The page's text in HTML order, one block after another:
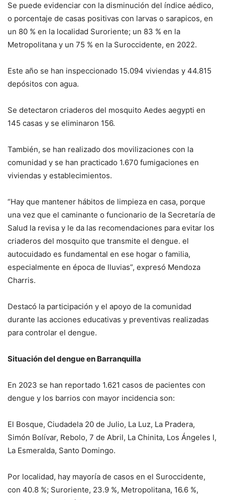
Se puede evidenciar con la disminución del índice aédico,
o porcentaje de casas positivas con larvas o sarapicos, en
un 80 % en la localidad Suroriente; un 83 % en la
Metropolitana y un 75 % en la Suroccidente, en 2022.
Este año se han inspeccionado 15.094 viviendas y 44.815
depósitos con agua.
Se detectaron criaderos del mosquito Aedes aegypti en
145 casas y se eliminaron 156.
También, se han realizado dos movilizaciones con la
comunidad y se han practicado 1.670 fumigaciones en
viviendas y establecimientos.
“Hay que mantener hábitos de limpieza en casa, porque
una vez que el caminante o funcionario de la Secretaría de
Salud la revisa y le da las recomendaciones para evitar los
criaderos del mosquito que transmite el dengue. el
autocuidado es fundamental en ese hogar o familia,
especialmente en época de lluvias”, expresó Mendoza
Charris.
Destacó la participación y el apoyo de la comunidad
durante las acciones educativas y preventivas realizadas
para controlar el dengue.
Situación del dengue en Barranquilla
En 2023 se han reportado 1.621 casos de pacientes con
dengue y los barrios con mayor incidencia son:
El Bosque, Ciudadela 20 de Julio, La Luz, La Pradera,
Simón Bolívar, Rebolo, 7 de Abril, La Chinita, Los Ángeles I,
La Esmeralda, Santo Domingo.
Por localidad, hay mayoría de casos en el Suroccidente,
con 40.8 %; Suroriente, 23.9 %, Metropolitana, 16.6 %,